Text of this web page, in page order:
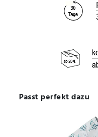
Passt perfekt dazu